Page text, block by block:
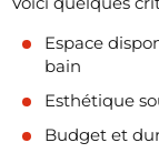
Espace
bain
Esthétique
Budget et